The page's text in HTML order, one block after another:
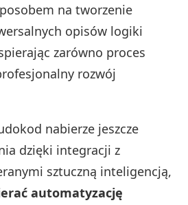
na tworzenie
opisów logiki
zarówno proces
rozwój
nabierze jeszcze
dzięki integracji z
sztuczną inteligencją,
automatyzację